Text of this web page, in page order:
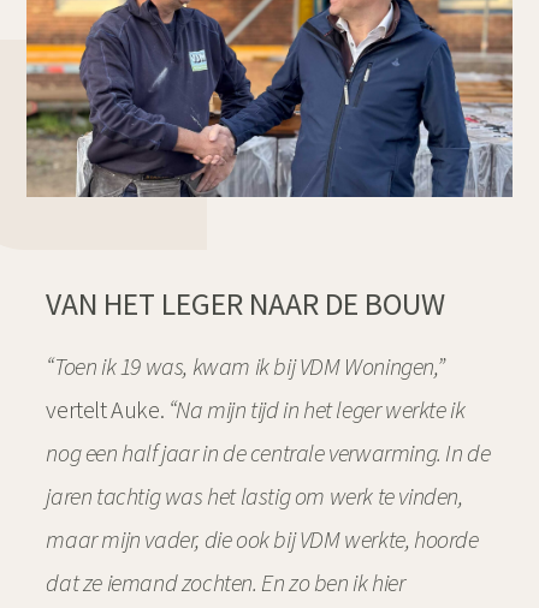
VAN HET LEGER NAAR DE BOUW
“Toen ik 19 was, kwam ik bij VDM Woningen,”
vertelt Auke. “Na mijn tijd in het leger werkte ik
nog een half jaar in de centrale verwarming. In de
jaren tachtig was het lastig om werk te vinden,
maar mijn vader, die ook bij VDM werkte, hoorde
dat ze iemand zochten. En zo ben ik hier